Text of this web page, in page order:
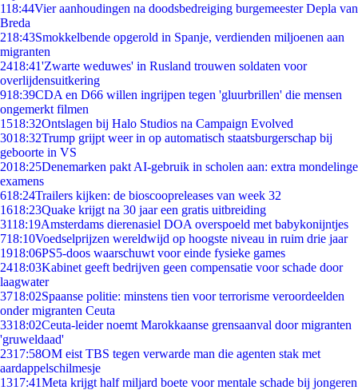
118:44Vier aanhoudingen na doodsbedreiging burgemeester Depla van
Breda
218:43Smokkelbende opgerold in Spanje, verdienden miljoenen aan
migranten
2418:41'Zwarte weduwes' in Rusland trouwen soldaten voor
overlijdensuitkering
918:39CDA en D66 willen ingrijpen tegen 'gluurbrillen' die mensen
ongemerkt filmen
1518:32Ontslagen bij Halo Studios na Campaign Evolved
3018:32Trump grijpt weer in op automatisch staatsburgerschap bij
geboorte in VS
2018:25Denemarken pakt AI-gebruik in scholen aan: extra mondelinge
examens
618:24Trailers kijken: de bioscoopreleases van week 32
1618:23Quake krijgt na 30 jaar een gratis uitbreiding
3118:19Amsterdams dierenasiel DOA overspoeld met babykonijntjes
718:10Voedselprijzen wereldwijd op hoogste niveau in ruim drie jaar
1918:06PS5-doos waarschuwt voor einde fysieke games
2418:03Kabinet geeft bedrijven geen compensatie voor schade door
laagwater
3718:02Spaanse politie: minstens tien voor terrorisme veroordeelden
onder migranten Ceuta
3318:02Ceuta-leider noemt Marokkaanse grensaanval door migranten
'gruweldaad'
2317:58OM eist TBS tegen verwarde man die agenten stak met
aardappelschilmesje
1317:41Meta krijgt half miljard boete voor mentale schade bij jongeren